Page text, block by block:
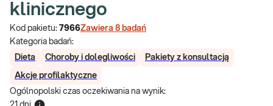
klinicznego
Kod pakietu: 7966Zawiera 8 badań
Kategoria badań:
Dieta
Choroby i dolegliwości Pakiety z konsultacją
Akcje profilaktyczne
Ogólnopolski czas oczekiwania na wynik: